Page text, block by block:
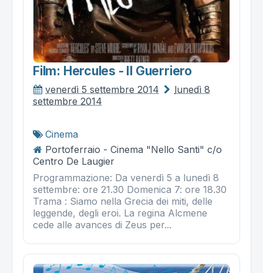
Film: Hercules - Il Guerriero
venerdì 5 settembre 2014
lunedì 8
settembre 2014
Cinema
Portoferraio - Cinema "Nello Santi" c/o
Centro De Laugier
Programmazione: Da venerdì 5 a lunedì 8
settembre: ore 21.30 Domenica 7: ore 18.30
Trama : Siamo nella Grecia dei miti, delle
leggende, degli eroi. La regina Alcmene
cede alle avances di Zeus per...